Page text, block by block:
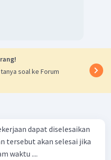
soal ke Forum
dapat diselesaikan
tersebut akan selesai jika
waktu ....